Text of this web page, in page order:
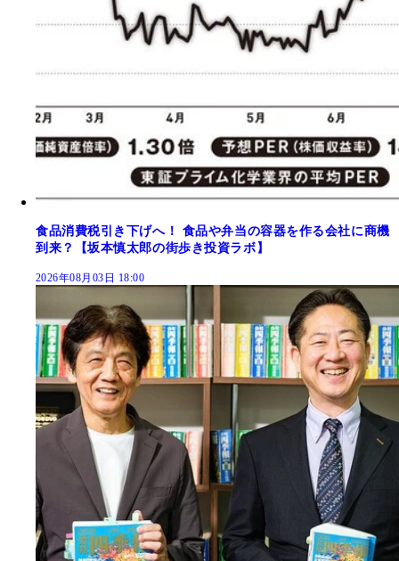
食品消費税引き下げへ！ 食品や弁当の容器を作る会社に商機
到来？【坂本慎太郎の街歩き投資ラボ】
2026年08月03日 18:00